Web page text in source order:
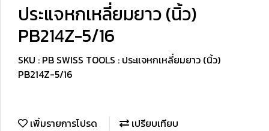
ประแจหกเหลี่ยมยาว (นิ้ว)
PB214Z-5/16
SKU : PB SWISS TOOLS : ประแจหกเหลี่ยมยาว (นิ้ว)
PB214Z-5/16
เพิ่มรายการโปรด
เปรียบเทียบ